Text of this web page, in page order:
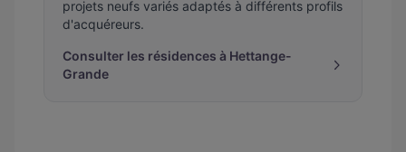
projets neufs variés adaptés à différents profils
d'acquéreurs.
Consulter les résidences à Hettange-
Grande